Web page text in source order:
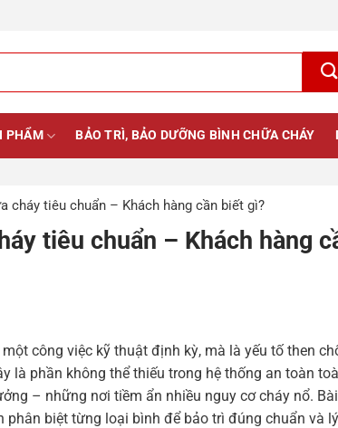
PHẨM BẢO TRÌ, BẢO DƯỠNG BÌNH CHỮA CHÁY
cháy tiêu chuẩn – Khách hàng cần biết gì?
tiêu chuẩn – Khách hàng
công việc kỹ thuật định kỳ, mà là yếu tố then
là phần không thể thiếu trong hệ thống an toàn
– những nơi tiềm ẩn nhiều nguy cơ cháy nổ. Bài
biệt từng loại bình để bảo trì đúng chuẩn và